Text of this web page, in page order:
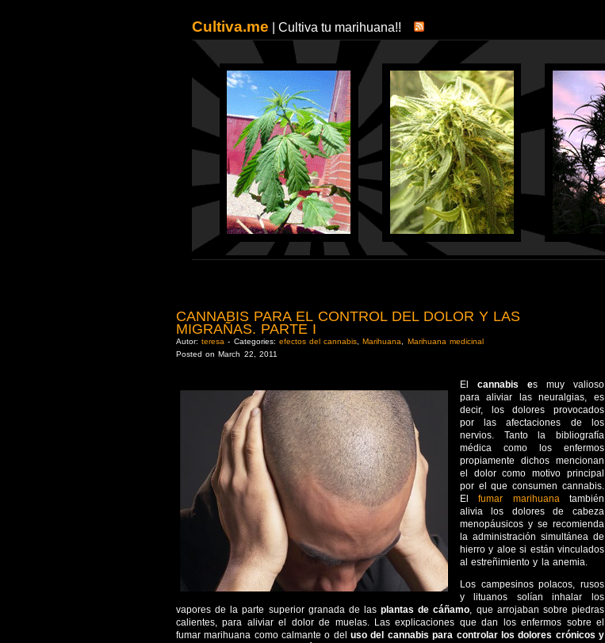
Cultiva.me | Cultiva tu marihuana!!
CANNABIS PARA EL CONTROL DEL DOLOR Y LAS
MIGRAÑAS. PARTE I
Autor:teresa - Categories: efectos del cannabis ,Marihuana
Marihuana medicinal
Posted on March 22, 2011
El cannabis es muy valioso
para aliviar las neuralgias, es
decir, los dolores provocados
por las afectaciones de los
nervios. Tanto la bibliografía
médica como los enfermos
propiamente dichos mencionan
el dolor como motivo principal
por el que consumen cannabis.
El fumar marihuanatambién
alivia los dolores de cabeza
menopáusicos y se recomienda
la administración simultánea de
hierro y aloe si están vinculados
al estreñimiento y la anemia.
Los campesinos polacos, rusos
y lituanos solían inhalar los
vapores de la parte superior granada de lasplantas de cáñamo, que arrojaban sobre piedras
calientes, para aliviar el dolor de muelas. Las explicaciones que dan los enfermos sobre el
fumar marihuana como calmante o deluso del cannabis para controlar los dolores crónicos y